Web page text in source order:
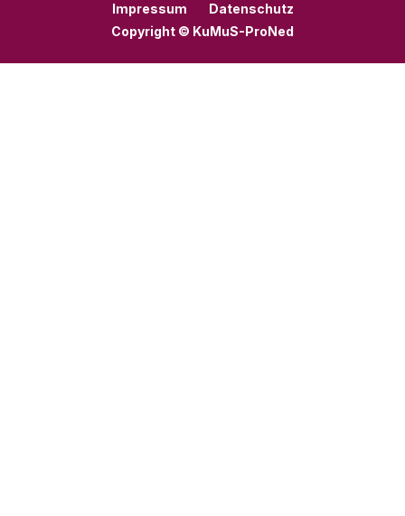
Copyright © KuMuS-ProNed
Impressum Datenschutz